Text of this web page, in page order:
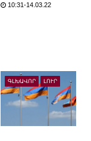
10:31-14.03.22
ԳԼԽԱՎՈՐ ԼՈՒՐ